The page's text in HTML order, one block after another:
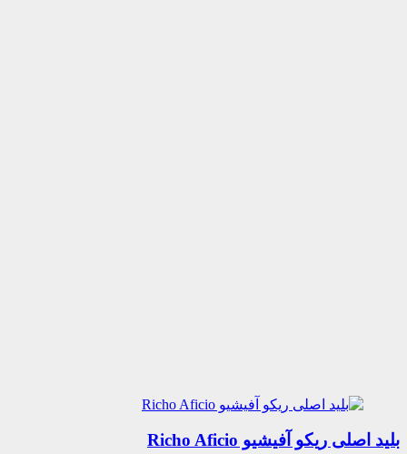
بلید اصلی ریکو آفیشیو Richo Aficio